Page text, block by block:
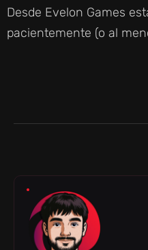
Desde Evelon Games
pacientemente (o al